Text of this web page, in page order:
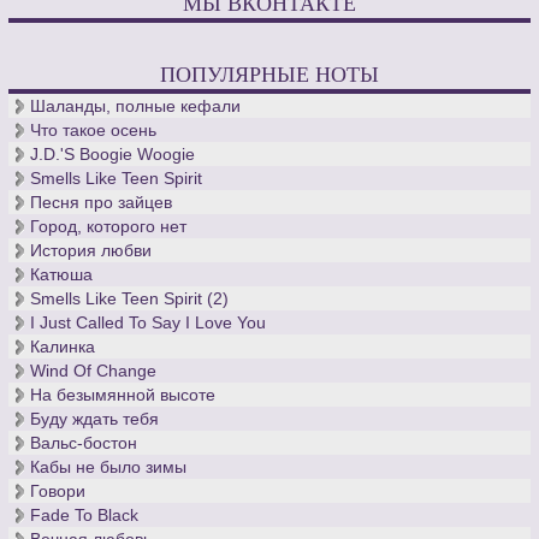
ПОПУЛЯРНЫЕ НОТЫ
Шаланды, полные кефали
Что такое осень
J.D.'S Boogie Woogie
Smells Like Teen Spirit
Песня про зайцев
Город, которого нет
История любви
Катюша
Smells Like Teen Spirit (2)
I Just Called To Say I Love You
Калинка
Wind Of Change
На безымянной высоте
Буду ждать тебя
Вальс-бостон
Кабы не было зимы
Говори
Fade To Black